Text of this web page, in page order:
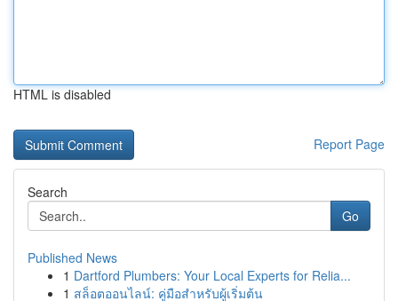
HTML is disabled
Report Page
Search
Go
Published News
1 Dartford Plumbers: Your Local Experts for Relia...
1 สล็อตออนไลน์: คู่มือสำหรับผู้เริ่มต้น